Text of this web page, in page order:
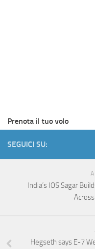
Prenota il tuo volo
SEGUICI SU:
India’s IOS Sagar
Hegseth says E-7